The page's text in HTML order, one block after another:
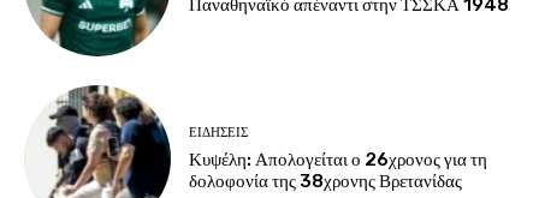
Παναθηναϊκό απέναντι στην ΤΣΣΚΑ 1948
ΕΙΔΗΣΕΙΣ
Κυψέλη: Απολογείται ο 26χρονος για τη
δολοφονία της 38χρονης Βρετανίδας